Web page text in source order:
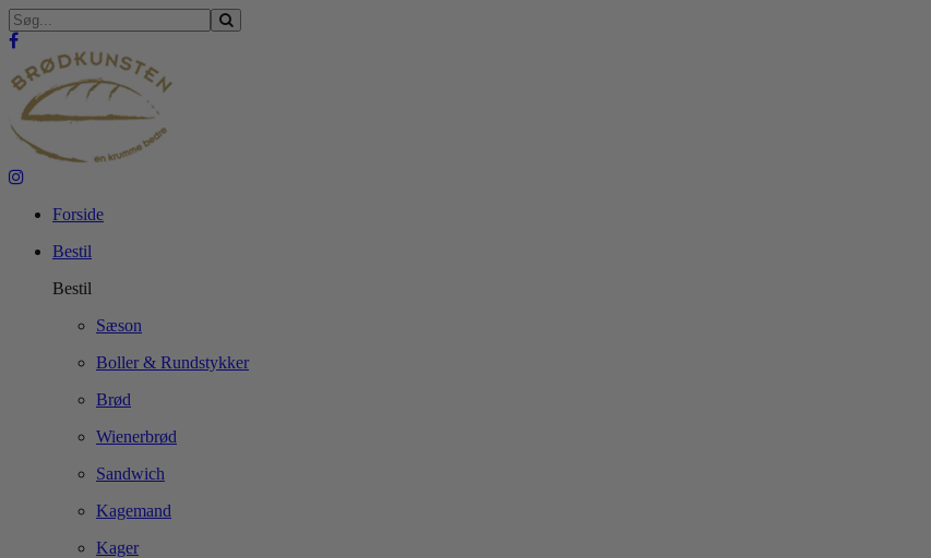
Forside
Bestil
Bestil
Sæson
Boller & Rundstykker
Brød
Wienerbrød
Sandwich
Kagemand
Kager